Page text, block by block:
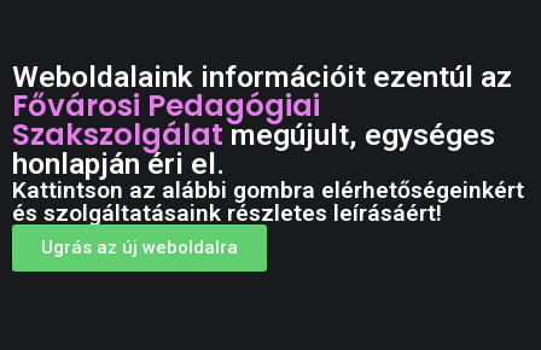
Weboldalaink információit ezentúl az
Fővárosi Pedagógiai
Szakszolgálatmegújult, egységes
honlapján éri el.
Kattintson az alábbi gombra elérhetőségeinkért
és szolgáltatásaink részletes leírásáért!
Ugrás az új weboldalra